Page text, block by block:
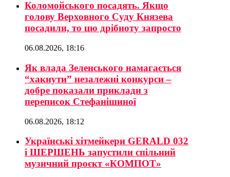
Коломойського посадять. Якщо
голову Верховного Суду Князева
посадили, то цю дрібноту запросто
06.08.2026, 18:16
Як влада Зеленського намагається
“хакнути” незалежні конкурси –
добре показали приклади з
переписок Стефанішиної
06.08.2026, 18:12
Українські хітмейкери GERALD 032
і ШЕРШЕНЬ запустили спільний
музичний проєкт «КОМПОТ»